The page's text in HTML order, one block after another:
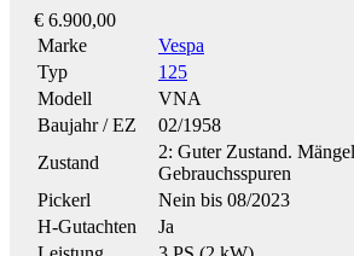
€ 6.900,00
Marke
Vespa
Typ
125
Modell
VNA
Baujahr / EZ
02/1958
Zustand
2: Guter Zustand.
Gebrauchsspuren
Pickerl
Nein bis 08/2023
H-Gutachten
Ja